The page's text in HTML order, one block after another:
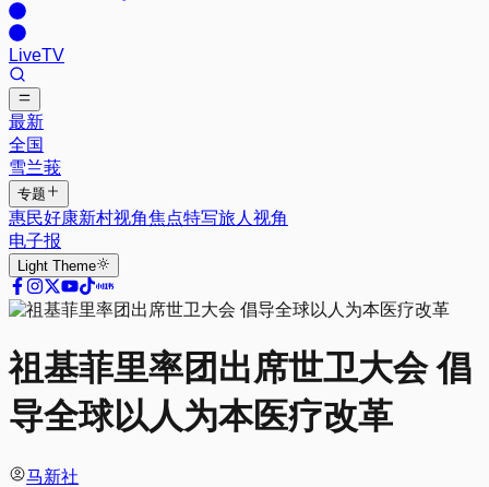
LiveTV
最新
全国
雪兰莪
专题
惠民好康新村视角焦点特写旅人视角
电子报
Light Theme
祖基菲里率团出席世卫大会 倡
导全球以人为本医疗改革
马新社